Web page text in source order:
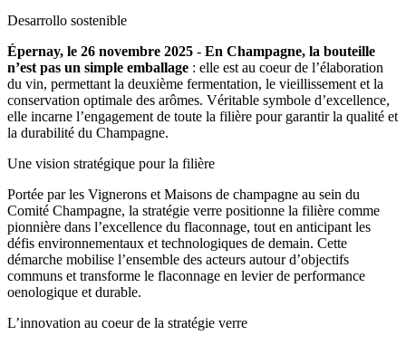
Desarrollo sostenible
Épernay, le 26 novembre 2025 - En Champagne, la bouteille
n’est pas un simple emballage : elle est au coeur de l’élaboration
du vin, permettant la deuxième fermentation, le vieillissement et la
conservation optimale des arômes. Véritable symbole d’excellence,
elle incarne l’engagement de toute la filière pour garantir la qualité et
la durabilité du Champagne.
Une vision stratégique pour la filière
Portée par les Vignerons et Maisons de champagne au sein du
Comité Champagne, la stratégie verre positionne la filière comme
pionnière dans l’excellence du flaconnage, tout en anticipant les
défis environnementaux et technologiques de demain. Cette
démarche mobilise l’ensemble des acteurs autour d’objectifs
communs et transforme le flaconnage en levier de performance
oenologique et durable.
L’innovation au coeur de la stratégie verre